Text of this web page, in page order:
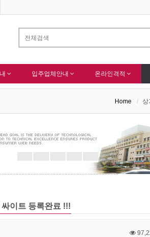
) 회원님 가입을 축하드립니다 ! (주)센추
입주업체안내 온라인격적
Home 상
이트 등록완료 !!!